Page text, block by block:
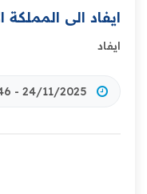
ايفاد الى المملكة
ايفاد
24/11/2025 - 10:46 صباحًا